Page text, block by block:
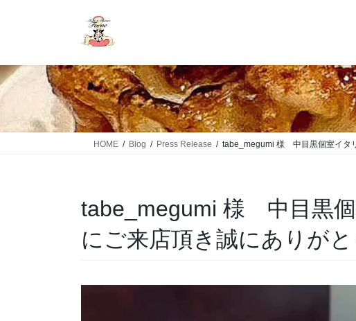
HOME Blog Press Release tabe_megumi 様 中目黒個室イタ
tabe_megumi 様 中目黒
にご来店頂き誠にありが